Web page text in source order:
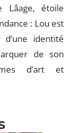
Lâage, étoile
: Lou est
identité
de son
d’art et